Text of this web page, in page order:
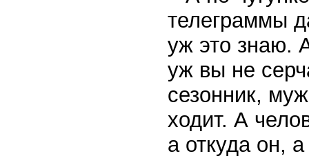
телеграммы
уж это знаю.
уж вы не
сезонник,
ходит. А
а откуда он,